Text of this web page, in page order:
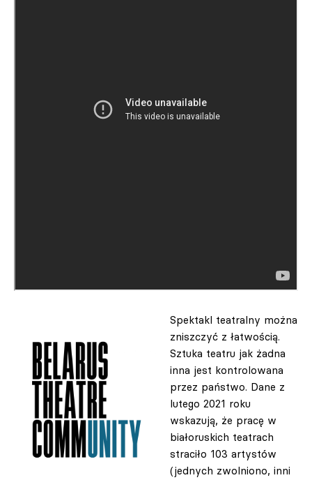
Spektakl teatralny można
zniszczyć z łatwością.
Sztuka teatru jak żadna
inna jest kontrolowana
przez państwo. Dane z
lutego 2021 roku
wskazują, że pracę w
białoruskich teatrach
straciło 103 artystów
(jednych zwolniono, inni